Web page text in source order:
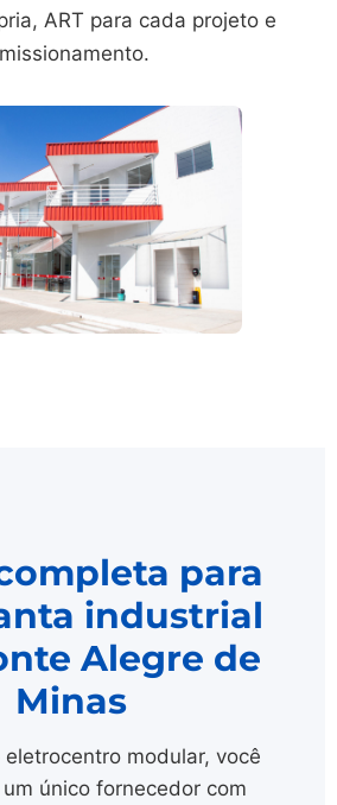
ART para cada projeto e
para
industrial
Alegre de
Minas
eletrocentro modular, você
único fornecedor com